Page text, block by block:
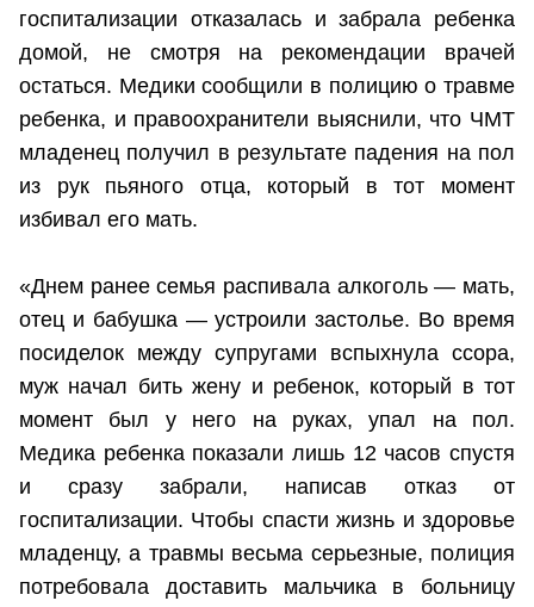
госпитализации отказалась и забрала ребенка
домой, не смотря на рекомендации врачей
остаться. Медики сообщили в полицию о травме
ребенка, и правоохранители выяснили, что ЧМТ
младенец получил в результате падения на пол
из рук пьяного отца, который в тот момент
избивал его мать.
«Днем ранее семья распивала алкоголь — мать,
отец и бабушка — устроили застолье. Во время
посиделок между супругами вспыхнула ссора,
муж начал бить жену и ребенок, который в тот
момент был у него на руках, упал на пол.
Медика ребенка показали лишь 12 часов спустя
и сразу забрали, написав отказ от
госпитализации. Чтобы спасти жизнь и здоровье
младенцу, а травмы весьма серьезные, полиция
потребовала доставить мальчика в больницу